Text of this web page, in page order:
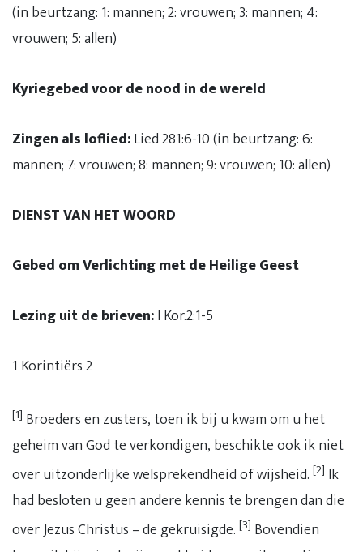
(in beurtzang: 1: mannen; 2: vrouwen; 3: mannen; 4:
vrouwen; 5: allen)
Kyriegebed voor de nood in de wereld
Zingen als loflied:Lied 281:6-10 (in beurtzang: 6:
mannen; 7: vrouwen; 8: mannen; 9: vrouwen; 10: allen)
DIENST VAN HET WOORD
Gebed om Verlichting met de Heilige Geest
Lezing uit de brieven:I Kor.2:1-5
1 Korintiërs 2
[1] Broeders en zusters, toen ik bij u kwam om u het
geheim van God te verkondigen, beschikte ook ik niet
over uitzonderlijke welsprekendheid of wijsheid. [2] Ik
had besloten u geen andere kennis te brengen dan die
over Jezus Christus – de gekruisigde. [3] Bovendien